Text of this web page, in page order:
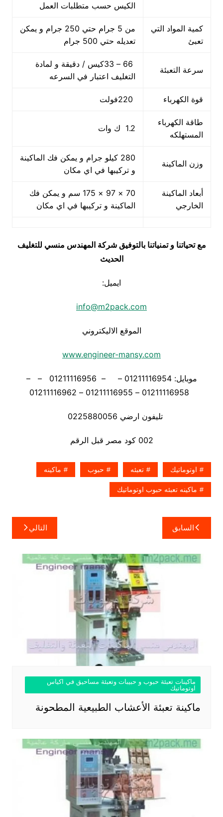
الكيس حسب متطلبات العمل
كمية المواد التي
تعبئ
من 5 جرام حتي 250 جرام و يمكن
تعديله حتي 500 جرام
سرعة التعبئة
66 – 33كيس / دقيقة و لمادة
التغليف اعتبار في السرعه
قوة الكهرباء
طاقة الكهرباء
المستهلكه
1.2 ك وات
وزن الماكينة
280 كيلو جرام و يمكن فك الماكينة
و تركيبها في اي مكان
أبعاد الماكينة
الخارجي
70 × 97 × 175 سم و يمكن فك
الماكينة و تركيبها في اي مكان
مع تحياتنا و تمنياتنا بالتوفيق شركة المهندس منسي للتغليف
الحديث
ايميل:
info@m2pack.com
الموقع الاليكتروني
www.engineer-mansy.com
موبايل: 01211116954 – – 01211116956 – –
تليفون ارضي 0225880056
002 كود مصر قبل الرقم
اوتوماتيك تعبئه حبوب ماكينه
ماكينه تعبئه حبوب اوتوماتيك
تصفّح
المقالات
السابق التالي
ماكينات تعبئة حبوب و حبيبات وتعبئة مساحيق في اكياس
اوتوماتيك
ماكينة تعبئة الأعشاب الطبيعية المطحونة